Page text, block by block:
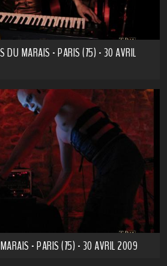
DU MARAIS - PARIS (75) - 30 AVRIL
- PARIS (75) - 30 AVRIL 2009